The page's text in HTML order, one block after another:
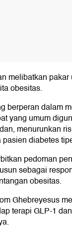
melibatkan
obesitas.
berperan dalam
yang umum
menurunkan
diabetes
pedoman
sebagai
obesitas.
Ghebreyesus
terapi GLP-1